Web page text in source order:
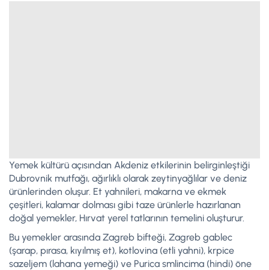
Yemek kültürü açısından Akdeniz etkilerinin belirginleştiği
Dubrovnik mutfağı, ağırlıklı olarak zeytinyağlılar ve deniz
ürünlerinden oluşur. Et yahnileri, makarna ve ekmek
çeşitleri, kalamar dolması gibi taze ürünlerle hazırlanan
doğal yemekler, Hırvat yerel tatlarının temelini oluşturur.
Bu yemekler arasında Zagreb bifteği, Zagreb gablec
(şarap, pırasa, kıyılmış et), kotlovina (etli yahni), krpice
sazeljem (lahana yemeği) ve Purica smlincima (hindi) öne